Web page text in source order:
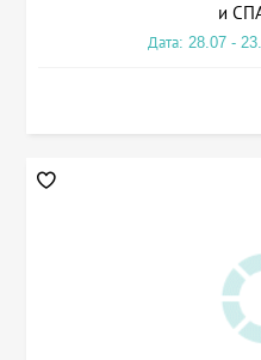
и
Дата: 28.07 -